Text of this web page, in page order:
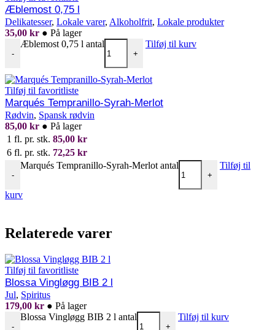
Æblemost 0,75 l
Delikatesser, Lokale varer, Alkoholfrit, Lokale produkter
35,00 kr ● På lager
-
Æblemost 0,75 l antal
+
Tilføj til kurv
Tilføj til favoritliste
Marqués Tempranillo-Syrah-Merlot
Rødvin, Spansk rødvin
85,00 kr ● På lager
1 fl. pr. stk. 85,00 kr
6 fl. pr. stk. 72,25 kr
-
Marqués Tempranillo-Syrah-Merlot antal
+
Tilføj til
kurv
Relaterede varer
Tilføj til favoritliste
Blossa Vingløgg BIB 2 l
Jul, Spiritus
179,00 kr ● På lager
-
Blossa Vingløgg BIB 2 l antal
+
Tilføj til kurv